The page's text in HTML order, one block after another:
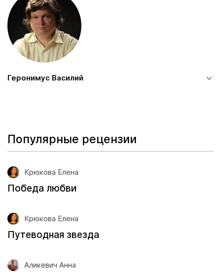
Геронимус Василий
Популярные рецензии
Крюкова Елена
Победа любви
Крюкова Елена
Путеводная звезда
Аликевич Анна